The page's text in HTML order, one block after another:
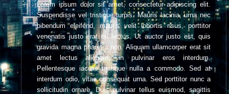
Lorem ipsum dolor sit amet, consectetur adipiscing elit.
Suspendisse vel tristique turpis. Mauris lacinia, urna nec
bibendum eleifend, mauris velit lobortis risus, porttitor
venenatis justo erat eu lectus. Ut auctor justo est, quis
gravida magna pharetra non. Aliquam ullamcorper erat sit
amet lectus aliquam, in pulvinar eros interdum.
Pellentesque iaculis tristique nulla a commodo. Sed at
interdum odio, vitae consequat urna. Sed porttitor nunc a
sollicitudin ornare. Duis pulvinar tellus euismod, sagittis